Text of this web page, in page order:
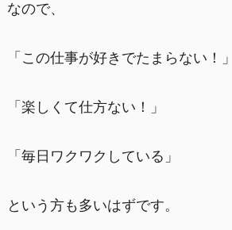
なので、
「この仕事が好きでたまらない！」
「楽しくて仕方ない！」
「毎日ワクワクしている」
という方も多いはずです。